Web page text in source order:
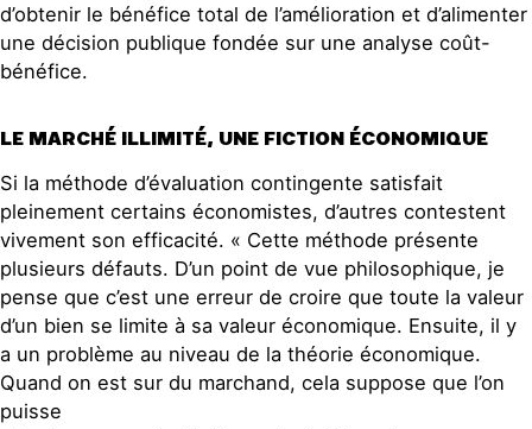
d’obtenir le bénéfice total de l’amélioration et d’alimenter
une décision publique fondée sur une analyse coût-
bénéfice.
LE MARCHÉ ILLIMITÉ, UNE FICTION ÉCONOMIQUE
Si la méthode d’évaluation contingente satisfait
pleinement certains économistes, d’autres contestent
vivement son efficacité. « Cette méthode présente
plusieurs défauts. D’un point de vue philosophique, je
pense que c’est une erreur de croire que toute la valeur
d’un bien se limite à sa valeur économique. Ensuite, il y
a un problème au niveau de la théorie économique.
Quand on est sur du marchand, cela suppose que l’on
puisse